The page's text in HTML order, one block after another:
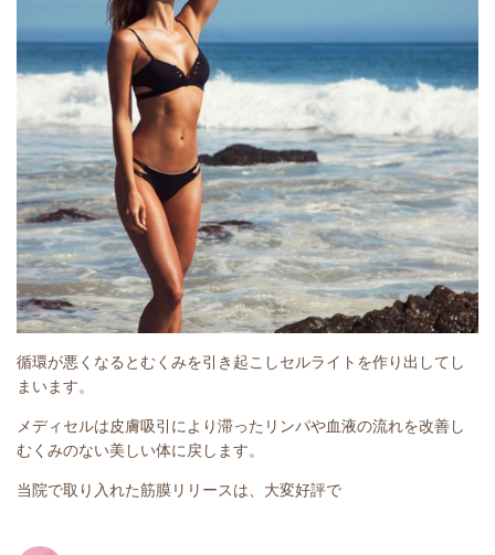
循環が悪くなるとむくみを引き起こしセルライトを作り出してし
まいます。
メディセルは皮膚吸引により滞ったリンパや血液の流れを改善し
むくみのない美しい体に戻します。
当院で取り入れた筋膜リリースは、大変好評で